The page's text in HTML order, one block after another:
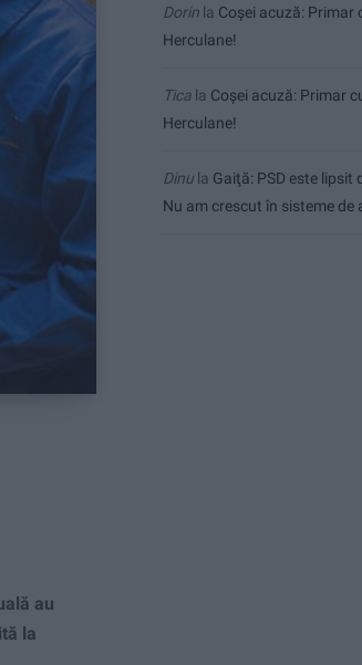
au
la
Dorin la Coșei acuză:
Herculane!
Tica la Coșei acuză: Primar
Herculane!
Dinu la Gaiţă: PSD este lipsit
Nu am crescut în sisteme de